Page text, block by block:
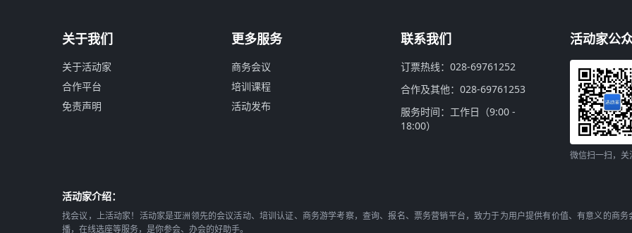
关于我们
关于活动家
合作平台
免责声明
更多服务
商务会议
培训课程
活动发布
联系我们
订票热线：028-69761252
合作及其他：028-69761253
服务时间：工作日（9:00 -
18:00）
活动家公
微信扫一扫，关
活动家介绍：
找会议，上活动家！活动家是亚洲领先的会议活动、培训认证、商务游学考察，查询、报名、票务营销平台，致力于为用户提供有价值、有意义的商
播，在线选座等服务，是你参会、办会的好助手。